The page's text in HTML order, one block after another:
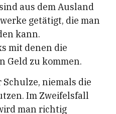
aus dem Ausland
getätigt, die man
kann.
mit denen die
Geld zu kommen.
niemals die
Im Zweifelsfall
man richtig